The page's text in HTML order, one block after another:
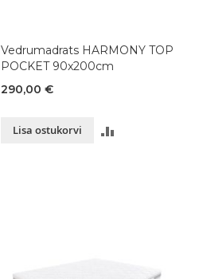
Vedrumadrats HARMONY TOP
POCKET 90x200cm
290,00 €
Lisa ostukorvi